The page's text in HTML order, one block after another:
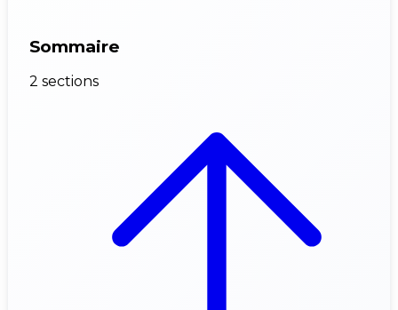
Sommaire
2 sections